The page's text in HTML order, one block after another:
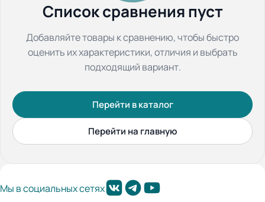
Список сравнения пуст
Добавляйте товары к сравнению, чтобы быстро
оценить их характеристики, отличия и выбрать
подходящий вариант.
Перейти в каталог
Перейти на главную
Мы в социальных сетях